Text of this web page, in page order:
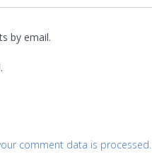
by email.
comment data is processed.